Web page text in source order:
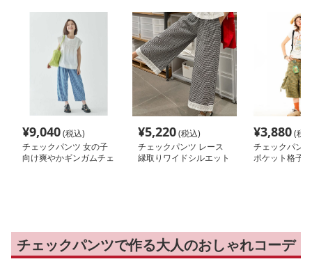
¥9,040(税込)
チェックパンツ 女の子
向け爽やかギンガムチェ
¥5,220(税込)
チェックパンツ レース
縁取りワイドシルエット
¥3,880(税
チェックパン
ポケット格子
チェックパンツで作る大人のおしゃれコーデ